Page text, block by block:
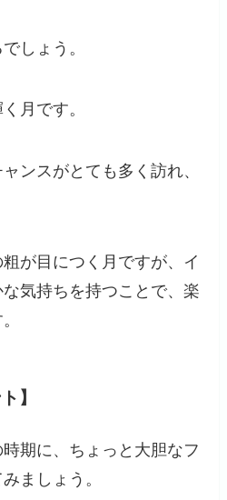
しょう。
月です。
ンスがとても多く訪れ、
が目につく月ですが、イ
気持ちを持つことで、楽
】
期に、ちょっと大胆なフ
ましょう。